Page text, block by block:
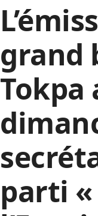
grand
Tokpa
parti